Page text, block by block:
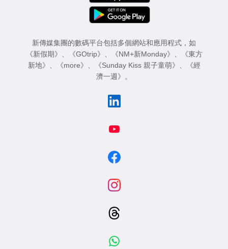
新傳媒集團的數碼平台包括多個網站和應用程式，如
《新假期》 、 《GOtrip》 、 《NM+新Monday》 、
《東方
新地》 、 《more》 、 《Sunday Kiss 親子童萌》 、
《經
濟一週》 。